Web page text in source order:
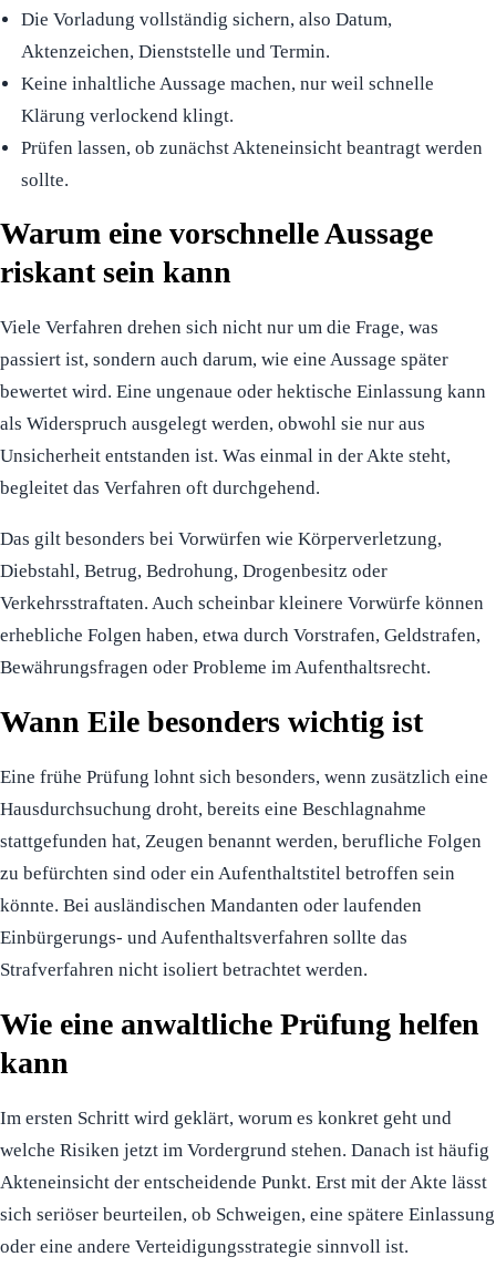
Die Vorladung vollständig sichern, also Datum,
Aktenzeichen, Dienststelle und Termin.
Keine inhaltliche Aussage machen, nur weil schnelle
Klärung verlockend klingt.
Prüfen lassen, ob zunächst Akteneinsicht beantragt werden
sollte.
Warum eine vorschnelle Aussage
riskant sein kann
Viele Verfahren drehen sich nicht nur um die Frage, was
passiert ist, sondern auch darum, wie eine Aussage später
bewertet wird. Eine ungenaue oder hektische Einlassung kann
als Widerspruch ausgelegt werden, obwohl sie nur aus
Unsicherheit entstanden ist. Was einmal in der Akte steht,
begleitet das Verfahren oft durchgehend.
Das gilt besonders bei Vorwürfen wie Körperverletzung,
Diebstahl, Betrug, Bedrohung, Drogenbesitz oder
Verkehrsstraftaten. Auch scheinbar kleinere Vorwürfe können
erhebliche Folgen haben, etwa durch Vorstrafen, Geldstrafen,
Bewährungsfragen oder Probleme im Aufenthaltsrecht.
Wann Eile besonders wichtig ist
Eine frühe Prüfung lohnt sich besonders, wenn zusätzlich eine
Hausdurchsuchung droht, bereits eine Beschlagnahme
stattgefunden hat, Zeugen benannt werden, berufliche Folgen
zu befürchten sind oder ein Aufenthaltstitel betroffen sein
könnte. Bei ausländischen Mandanten oder laufenden
Einbürgerungs- und Aufenthaltsverfahren sollte das
Strafverfahren nicht isoliert betrachtet werden.
Wie eine anwaltliche Prüfung helfen
kann
Im ersten Schritt wird geklärt, worum es konkret geht und
welche Risiken jetzt im Vordergrund stehen. Danach ist häufig
Akteneinsicht der entscheidende Punkt. Erst mit der Akte lässt
sich seriöser beurteilen, ob Schweigen, eine spätere Einlassung
oder eine andere Verteidigungsstrategie sinnvoll ist.